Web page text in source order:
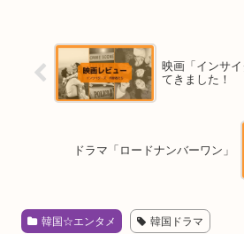
映画「インサ
てきました！
ドラマ「ロードナンバーワン」
韓国☆エンタメ 韓国ドラマ